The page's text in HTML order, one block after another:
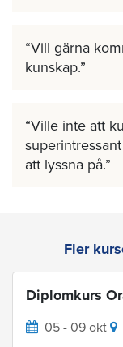
Vill gärna
kunskap.
Ville inte att
att lyssna på.
Fler
Diplomkurs
05 - 09 okt